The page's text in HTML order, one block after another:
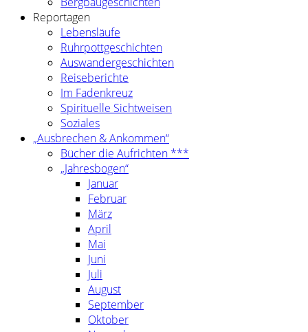
Reportagen
Lebensläufe
Ruhrpottgeschichten
Auswandergeschichten
Reiseberichte
Im Fadenkreuz
Spirituelle Sichtweisen
Soziales
„Ausbrechen & Ankommen“
Bücher die Aufrichten ***
„Jahresbogen“
Januar
Februar
März
April
Mai
Juni
Juli
August
September
Oktober